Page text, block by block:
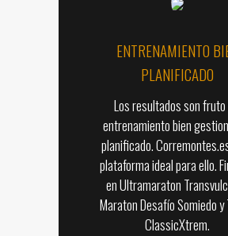
ENTRENAMIENTO
PLANIFICADO
Los resultados son fruto
entrenamiento bien
planificado.
plataforma ideal para ello.
en Ultramaraton
Maraton Desafío Somiedo y
ClassicXtrem.